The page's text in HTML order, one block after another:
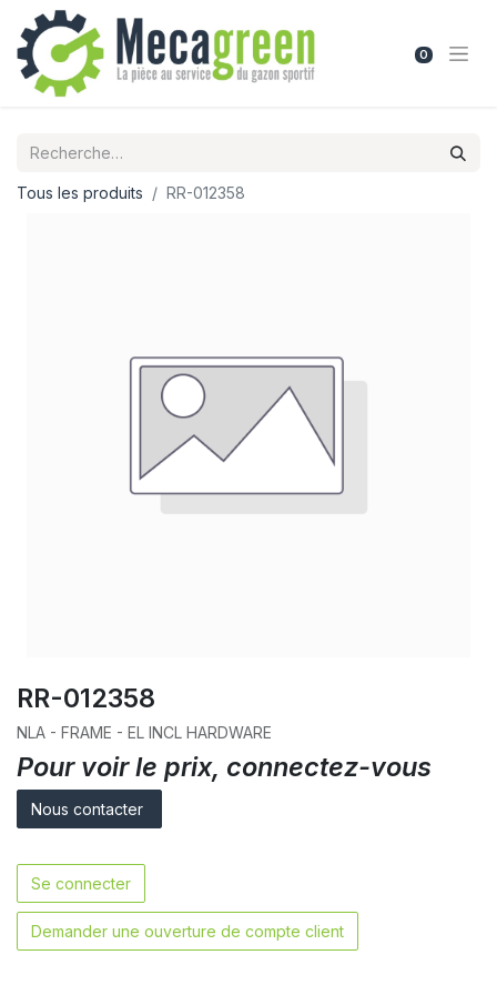
0
Tous les produits RR-012358
RR-012358
NLA - FRAME - EL INCL HARDWARE
Pour voir le prix, connectez-vous
Nous contacter
Se connecter
Demander une ouverture de compte client